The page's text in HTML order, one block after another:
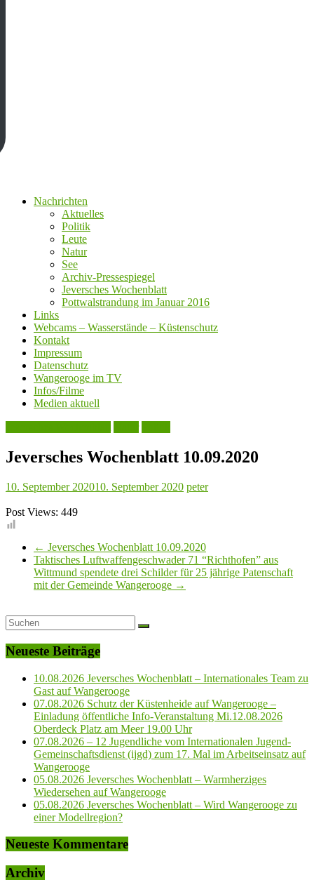
Nachrichten
Aktuelles
Politik
Leute
Natur
See
Archiv-Pressespiegel
Jeversches Wochenblatt
Pottwalstrandung im Januar 2016
Links
Webcams – Wasserstände – Küstenschutz
Kontakt
Impressum
Datenschutz
Wangerooge im TV
Infos/Filme
Medien aktuell
Jeversches Wochenblatt 10.09.2020
10. September 202010. September 2020 peter
Post Views: 449
← Jeversches Wochenblatt 10.09.2020
Taktisches Luftwaffengeschwader 71 “Richthofen” aus
Wittmund spendete drei Schilder für 25 jährige Patenschaft
mit der Gemeinde Wangerooge →
Neueste Beiträge
10.08.2026 Jeversches Wochenblatt – Internationales Team zu
Gast auf Wangerooge
07.08.2026 Schutz der Küstenheide auf Wangerooge –
Einladung öffentliche Info-Veranstaltung Mi.12.08.2026
Oberdeck Platz am Meer 19.00 Uhr
07.08.2026 – 12 Jugendliche vom Internationalen Jugend-
Gemeinschaftsdienst (ijgd) zum 17. Mal im Arbeitseinsatz auf
Wangerooge
05.08.2026 Jeversches Wochenblatt – Warmherziges
Wiedersehen auf Wangerooge
05.08.2026 Jeversches Wochenblatt – Wird Wangerooge zu
einer Modellregion?
Neueste Kommentare
Archiv